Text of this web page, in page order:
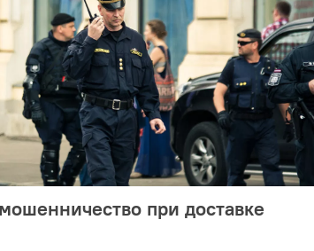
при доставке